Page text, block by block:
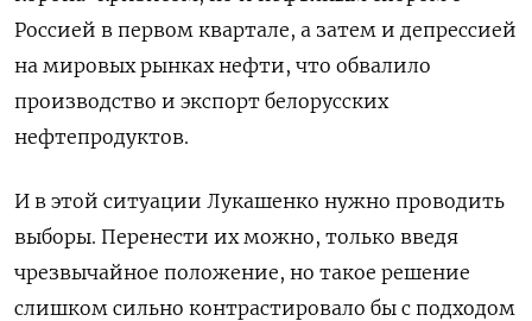
Россией в первом квартале, а затем и депрессией
на мировых рынках нефти, что обвалило
производство и экспорт белорусских
нефтепродуктов.
И в этой ситуации Лукашенко нужно проводить
выборы. Перенести их можно, только введя
чрезвычайное положение, но такое решение
слишком сильно контрастировало бы с подходом